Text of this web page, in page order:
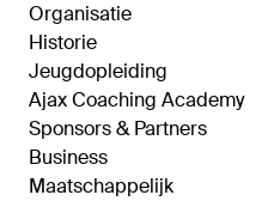
Organisatie
Historie
Jeugdopleiding
Ajax Coaching Academy
Sponsors & Partners
Business
Maatschappelijk